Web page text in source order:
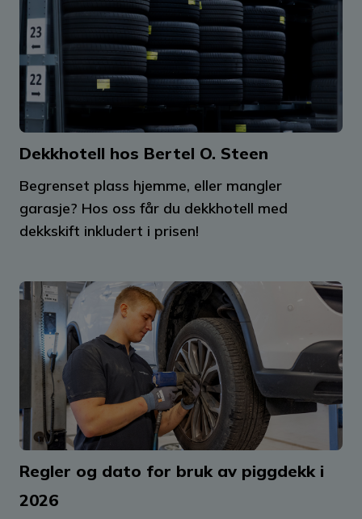
Dekkhotell hos Bertel O. Steen
Begrenset plass hjemme, eller mangler
garasje? Hos oss får du dekkhotell med
dekkskift inkludert i prisen!
Regler og dato for bruk av piggdekk i
2026